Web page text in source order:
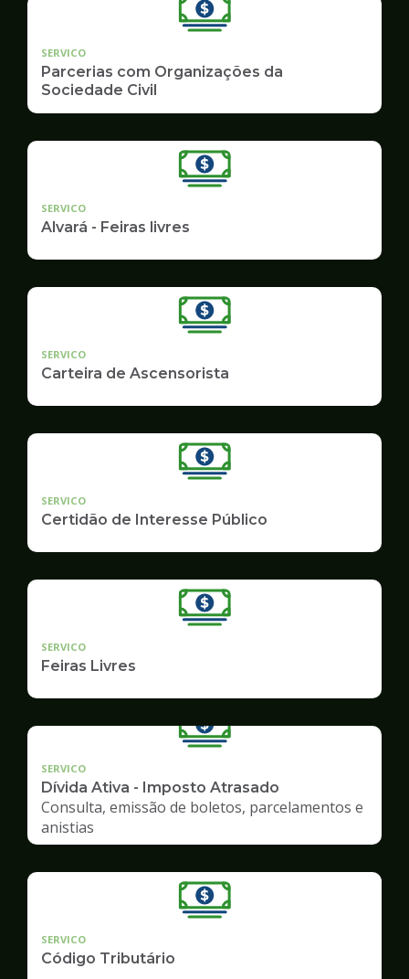
SERVICO
Parcerias com Organizações da
Sociedade Civil
SERVICO
Alvará - Feiras livres
SERVICO
Carteira de Ascensorista
SERVICO
Certidão de Interesse Público
SERVICO
Feiras Livres
SERVICO
Dívida Ativa - Imposto Atrasado
Consulta, emissão de boletos, parcelamentos e
anistias
SERVICO
Código Tributário